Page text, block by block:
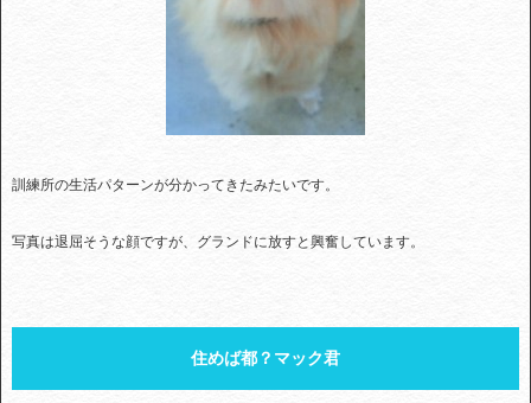
訓練所の生活パターンが分かってきたみたいです。
写真は退屈そうな顔ですが、グランドに放すと興奮しています。
住めば都？マック君